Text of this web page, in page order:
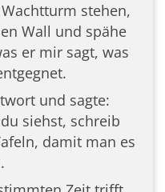
stehen,
Wall und spähe
er mir sagt, was
und sagte:
siehst, schreib
damit man es